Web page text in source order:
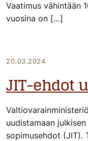
Vaatimus vähintään
vuosina on […]
20.03.2024
JIT-ehdot
uudistamaan
sopimusehdot (JIT).